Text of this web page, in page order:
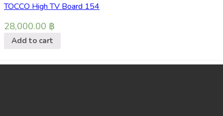
TOCCO High TV Board 154
28,000.00 ฿
Add to cart